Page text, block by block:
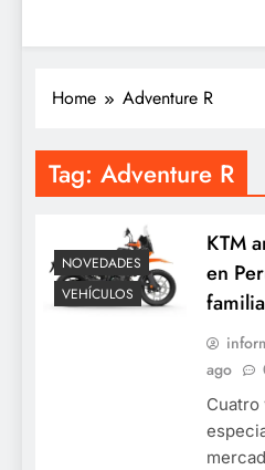
Home Adventure R
Tag: Adventure R
NOVEDADES
VEHÍCULOS
KTM
en
ago
Cuatro